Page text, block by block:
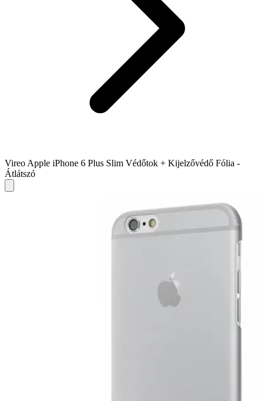
Vireo Apple iPhone 6 Plus Slim Védőtok + Kijelzővédő Fólia -
Átlátszó